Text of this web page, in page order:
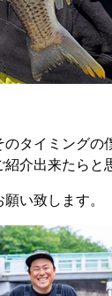
タイミングの
介出来たらと
い致します。